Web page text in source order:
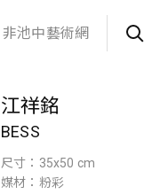
非池中藝術網
江祥銘
BESS
尺寸：35x50 cm
媒材：粉彩